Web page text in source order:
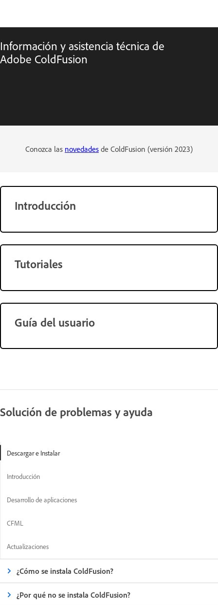
Información y asistencia técnica de
Adobe ColdFusion
Conozca las novedades de ColdFusion (versión 2023)
Introducción
Tutoriales
Guía del usuario
Solución de problemas y ayuda
Descargar e Instalar
Introducción
Desarrollo de aplicaciones
CFML
Actualizaciones
¿Cómo se instala ColdFusion?
¿Por qué no se instala ColdFusion?